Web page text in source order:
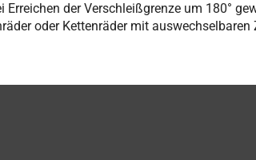
der Verschleißgrenze um 180°
oder Kettenräder mit